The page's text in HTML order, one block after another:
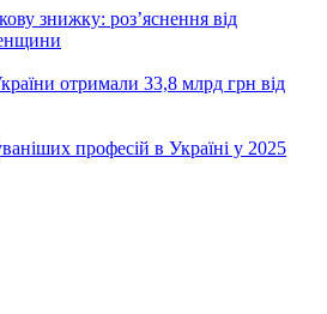
знижку: роз’яснення від
отримали 33,8 млрд грн від
професій в Україні у 2025